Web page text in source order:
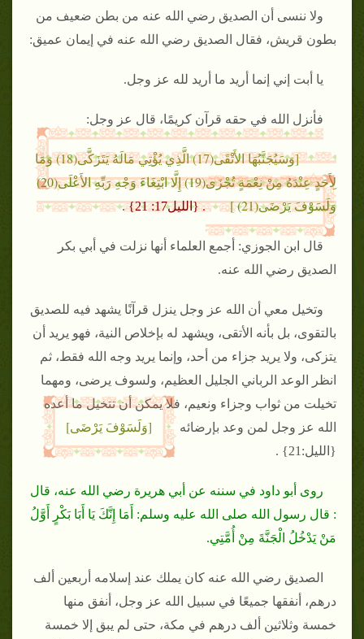
ولا ننسى أن الصديق رضي الله عنه من بطن ضعيف من
بطون قريش، فقال الصديق رضي الله عنه في إيمان عميق:
يا أبت إني إنما أريد ما أريد لله عز وجل.
فأنزل الله في حقه قرآن كريمًا، قال عز وجل:
[وَسَيُجَنَّبُهَا الأَتْقَى(17) الَّذِي يُؤْتِي مَالَهُ يَتَزَكَّى(18) وَمَا
لِأَحَدٍ عِنْدَهُ مِنْ نِعْمَةٍ تُجْزَى(19) إِلَّا ابْتِغَاءَ وَجْهِ رَبِّهِ الأَعْلَى(20)
وَلَسَوْفَ يَرْضَى(21) ]
. {الليل17: 21} .
قال ابن الجوزي: أجمع العلماء أنها نزلت في أبي بكر
الصديق رضي الله عنه.
وتخيل معي أن الله عز وجل ينزل قرآنًا يشهد فيه للصديق
بالتقوى، بل بأنه الأتقى، ويشهد له بإخلاص النية، فهو يريد أن
يتزكى، ولا يريد جزاء من أحد، وإنما يريد وجه الله فقط، ثم
انظر الوعد الرباني الجليل العظيم، ولسوف يرضى، ومهما
تخيلت من ثواب وجزاء ونعيم، فلا يمكن أن تتخيل ما أعده
الله عز وجل لمن وعد بإرضائه
[وَلَسَوْفَ يَرْضَى]
{الليل:21} .
روى أبو داود في سننه عن أبي هريرة رضي الله عنه، قال
: قال رسول الله صلى الله عليه وسلم: أَمَا إِنَّكَ يَا أَبَا بَكْرٍ أَوَّلُ
مَنْ يَدْخُلُ الْجَنَّةَ مِنْ أُمَّتِي.
الصديق رضي الله عنه كان يملك عند إسلامه أربعين ألف
درهم، أنفقها جميعًا في سبيل الله عز وجل، أنفق منها
خمسة وثلاثين ألف درهم في مكة، حتى لم يبق إلا خمسة